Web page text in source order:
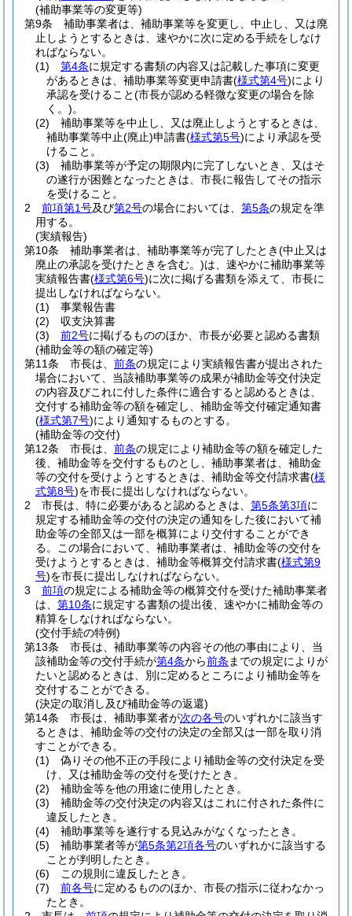
(補助事業等の変更等)
第9条
補助事業者は、補助事業等を変更し、中止し、又は廃
止しようとするときは、速やかに次に定める手続をしなけ
ればならない。
(1)
第4条に規定する書類の内容又は記載した事項に変更
があるときは、補助事業等変更申請書(様式第4号)により
承認を受けること(市長が認める軽微な変更の場合を除
く。)。
(2)
補助事業等を中止し、又は廃止しようとするときは、
補助事業等中止(廃止)申請書(様式第5号)により承認を受
けること。
(3)
補助事業等が予定の期限内に完了しないとき、又はそ
の遂行が困難となったときは、市長に報告してその指示
を受けること。
2
前項第1号及び第2号の場合においては、 第5条の規定を準
用する。
(実績報告)
第10条
補助事業者は、補助事業等が完了したとき(中止又は
廃止の承認を受けたときを含む。)は、速やかに補助事業等
実績報告書(様式第6号)に次に掲げる書類を添えて、市長に
提出しなければならない。
(1)
事業報告書
(2)
収支決算書
(3)
前2号に掲げるもののほか、市長が必要と認める書類
(補助金等の額の確定等)
第11条
市長は、 前条の規定により実績報告書が提出された
場合において、当該補助事業等の成果が補助金等交付決定
の内容及びこれに付した条件に適合すると認めるときは、
交付する補助金等の額を確定し、補助金等交付確定通知書
(様式第7号)により通知するものとする。
(補助金等の交付)
第12条
市長は、 前条の規定により補助金等の額を確定した
後、補助金等を交付するものとし、補助事業者は、補助金
等の交付を受けようとするときは、補助金等交付請求書(様
式第8号)を市長に提出しなければならない。
2
市長は、特に必要があると認めるときは、 第5条第3項に
規定する補助金等の交付の決定の通知をした後において補
助金等の全部又は一部を概算により交付することができ
る。
この場合において、補助事業者は、補助金等の交付を
受けようとするときは、補助金等概算交付請求書(様式第9
号)を市長に提出しなければならない。
3
前項の規定による補助金等の概算交付を受けた補助事業者
は、 第10条に規定する書類の提出後、速やかに補助金等の
精算をしなければならない。
(交付手続の特例)
第13条
市長は、補助事業等の内容その他の事由により、当
該補助金等の交付手続が第4条から前条 までの規定によりが
たいと認めるときは、別に定めるところにより補助金等を
交付することができる。
(決定の取消し及び補助金等の返還)
第14条
市長は、補助事業者が次の各号のいずれかに該当す
るときは、補助金等の交付の決定の全部又は一部を取り消
すことができる。
(1)
偽りその他不正の手段により補助金等の交付決定を受
け、又は補助金等の交付を受けたとき。
(2)
補助金等を他の用途に使用したとき。
(3)
補助金等の交付決定の内容又はこれに付された条件に
違反したとき。
(4)
補助事業等を遂行する見込みがなくなったとき。
(5)
補助事業者等が第5条第2項各号のいずれかに該当する
ことが判明したとき。
(6)
この規則に違反したとき。
(7)
前各号に定めるもののほか、市長の指示に従わなかっ
たとき。